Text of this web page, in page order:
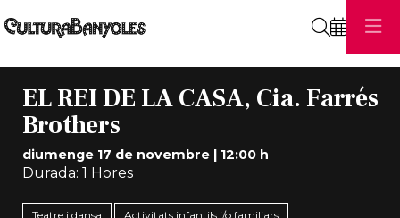
EL REI DE LA CASA, Cia. Farrés
Brothers
diumenge 17 de novembre| 12:00 h
Durada: 1 Hores
Teatre i dansa Activitats infantils i/o familiars